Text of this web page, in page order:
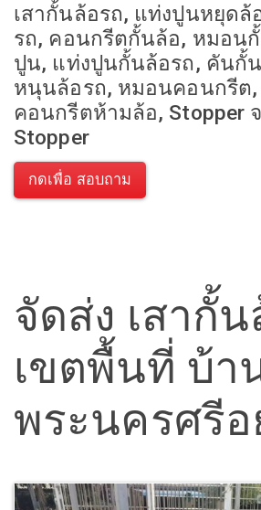
เสากั้นล้อรถ, แท่งปูนหยุด
รถ, คอนกรีตกั้นล้อ, หมอน
ปูน, แท่งปูนกั้นล้อรถ, คันกั้
หนุนล้อรถ, หมอนคอนกรี
คอนกรีตห้ามล้อ, Stopper
Stopper
กดเพื่อ สอบถาม
จัดส่ง เสากั้
เขตพื้นที่ บ้า
พระนครศรีอ